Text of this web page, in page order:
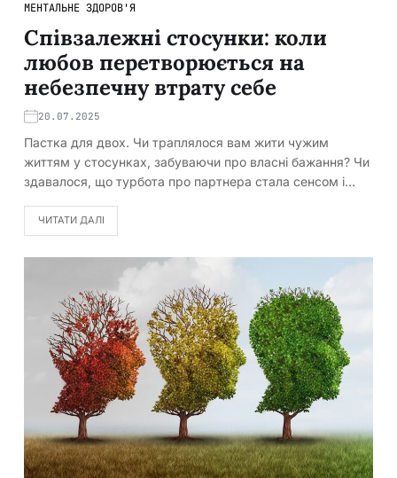
МЕНТАЛЬНЕ ЗДОРОВ'Я
Співзалежні стосунки: коли
любов перетворюється на
небезпечну втрату себе
20.07.2025
Пастка для двох. Чи траплялося вам жити чужим
життям у стосунках, забуваючи про власні бажання? Чи
здавалося, що турбота про партнера стала сенсом і…
ЧИТАТИ ДАЛІ